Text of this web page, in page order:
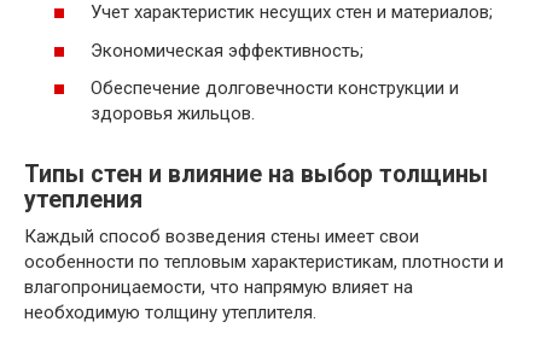
Учет характеристик несущих стен и материалов;
Экономическая эффективность;
Обеспечение долговечности конструкции и
здоровья жильцов.
Типы стен и влияние на выбор толщины
утепления
Каждый способ возведения стены имеет свои
особенности по тепловым характеристикам, плотности и
влагопроницаемости, что напрямую влияет на
необходимую толщину утеплителя.